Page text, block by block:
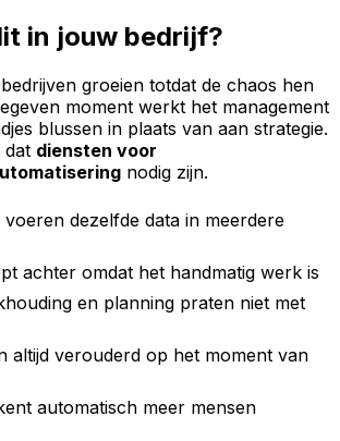
in jouw bedrijf?
groeien totdat de chaos hen
moment werkt het management
blussen in plaats van aan strategie.
dat diensten voor
nodig zijn.
dezelfde data in meerdere
achter omdat het handmatig werk is
en planning praten niet met
altijd verouderd op het moment van
automatisch meer mensen